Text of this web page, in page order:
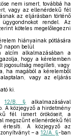
nem ismert, továbbá ha
vagy az ellenérdekű fél
az eljárásban történő
rendel. Az
köteles megelőlegezni
hiányainak pótlására
napon belül
alkalmazásában a
hogy a kérelemben
jogosultság megilleti, vagy
ha magából a kérelemből
vagy az eljárás
ki.
12/B. §
alkalmazásával
A közjegyző a hirdetmény
fél ismert örököseit, a
megszűnt ellenérdekű fél
értesíti. A közjegyző az
– a 12/A. §-ban